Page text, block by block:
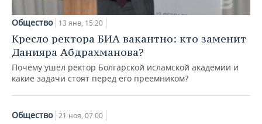
Общество 13 янв, 15:20
Кресло ректора БИА вакантно: кто заменит
Данияра Абдрахманова?
Почему ушел ректор Болгарской исламской академии и
какие задачи стоят перед его преемником?
Общество 21 ноя, 07:00